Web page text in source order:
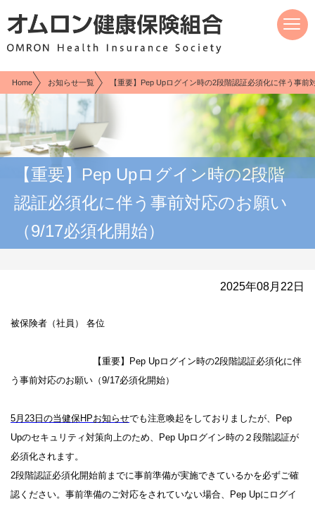
Home お知らせ一覧 【重要】Pep Upログイン時の2段階認証必須化に伴う事前
【重要】Pep Upログイン時の2段階
認証必須化に伴う事前対応のお願い
（9/17必須化開始）
2025年08月22日
被保険者（社員） 各位
【重要】Pep Upログイン時の2段階認証必須化に伴
う事前対応のお願い（9/17必須化開始）
5月23日の当健保HPお知らせでも注意喚起をしておりましたが、Pep
Upのセキュリティ対策向上のため、Pep Upログイン時の２段階認証が
必須化されます。
2段階認証必須化開始前までに事前準備が実施できているかを必ずご確
認ください。 事前準備のご対応をされていない場合、Pep Upにログイ